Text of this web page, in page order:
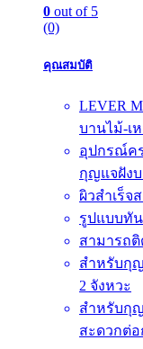
0 out of 5
(0)
คุณสมบัติ
LEVER
บานไม้-เ
อุปกรณ์ค
กุญแจฝัง
ผิวสำเร็จ
รูปแบบทั
สามารถติ
สำหรับกุ
2 จังหวะ
สำหรับกุ
สะดวกต่